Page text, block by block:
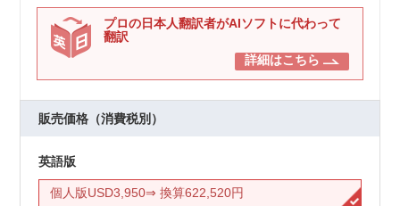
プロの日本人翻訳者がAIソフトに代わって
翻訳
詳細はこちら
販売価格（消費税別）
英語版
個人版USD3,950⇒ 換算622,520円